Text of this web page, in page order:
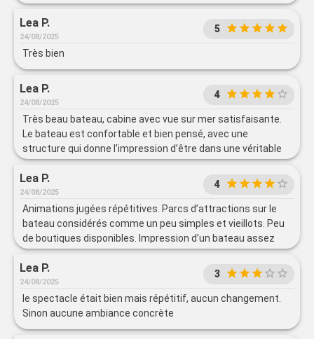
Lea P.
24/08/2025
5
Très bien
Lea P.
24/08/2025
4
Très beau bateau, cabine avec vue sur mer satisfaisante.
Le bateau est confortable et bien pensé, avec une
structure qui donne l’impression d’être dans une véritable
ville. Mention spéciale au Central Park et à l’aménagement
avec les plantes, jugé très réussi.
Lea P.
24/08/2025
4
Animations jugées répétitives. Parcs d’attractions sur le
bateau considérés comme un peu simples et vieillots. Peu
de boutiques disponibles. Impression d’un bateau assez
simple et pas très grand.
Lea P.
24/08/2025
3
le spectacle était bien mais répétitif, aucun changement.
Sinon aucune ambiance concrète